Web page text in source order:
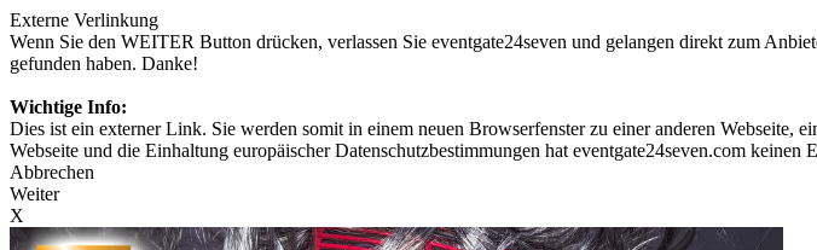
Externe Verlinkung
Wenn Sie den WEITER Button drücken, verlassen Sie eventgate24seven und gelangen direkt zum
gefunden haben. Danke!
Wichtige Info:
Dies ist ein externer Link. Sie werden somit in einem neuen Browserfenster zu einer anderen Webseite,
Webseite und die Einhaltung europäischer Datenschutzbestimmungen hat eventgate24seven.com
Abbrechen
Weiter
X